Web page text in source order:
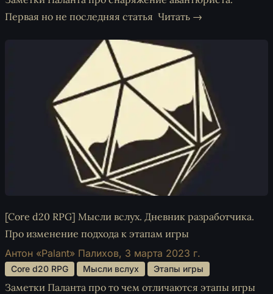
Первая но не последняя статья Читать →
[Core d20 RPG] Мысли вслух. Дневник разработчика.
Про изменение подхода к этапам игры
Антон «Palant» Палихов, 3 марта 2023 г.
Core d20 RPG Мысли вслух Этапы игры
Заметки Паланта про то чем отличаются этапы игры